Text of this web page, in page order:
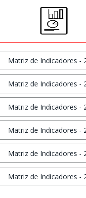
Matriz de Indicadores -
Matriz de Indicadores -
Matriz de Indicadores -
Matriz de Indicadores -
Matriz de Indicadores -
Matriz de Indicadores -